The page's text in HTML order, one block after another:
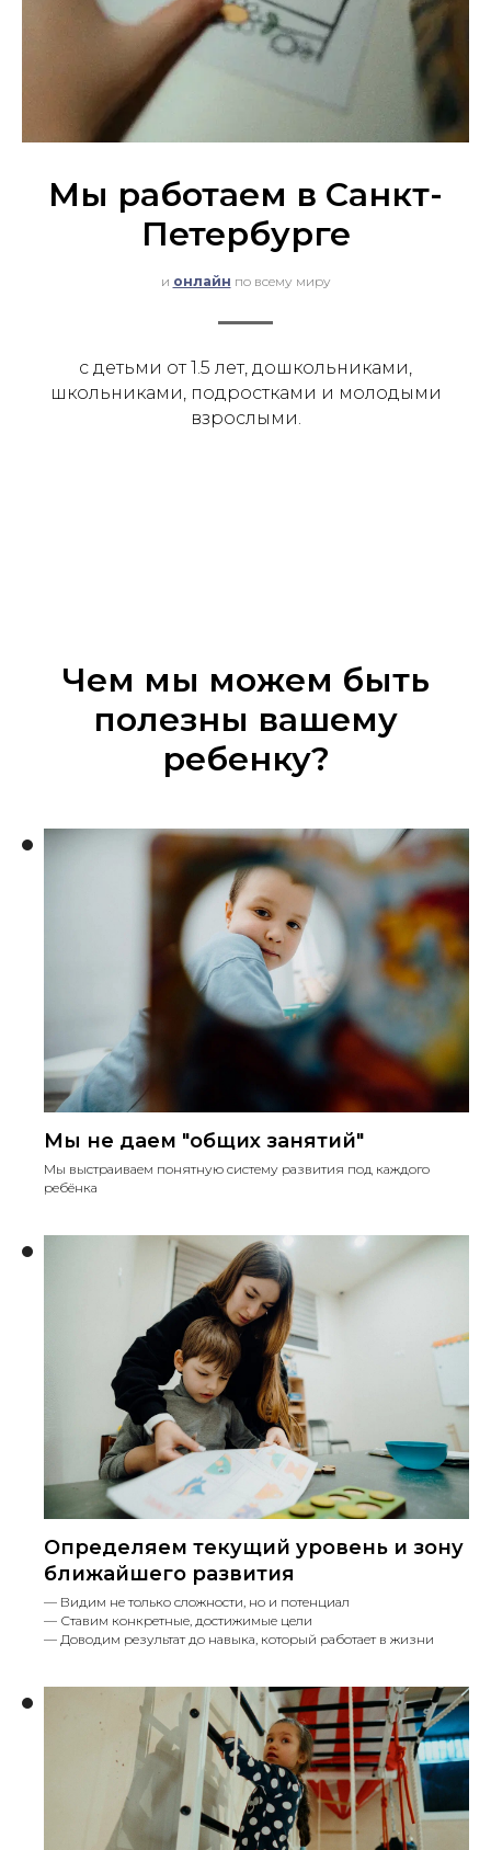
Мы работаем в Санкт-
Петербурге
и онлайн по всему миру
с детьми от 1.5 лет, дошкольниками,
школьниками, подростками и молодыми
взрослыми.
Чем мы можем быть
полезны вашему
ребенку?
Мы не даем "общих занятий"
Мы выстраиваем понятную систему развития под каждого
ребёнка
Определяем текущий уровень и зону
ближайшего развития
— Видим не только сложности, но и потенциал
— Ставим конкретные, достижимые цели
— Доводим результат до навыка, который работает в жизни